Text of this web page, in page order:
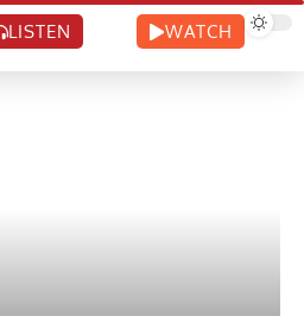
LISTEN WATCH